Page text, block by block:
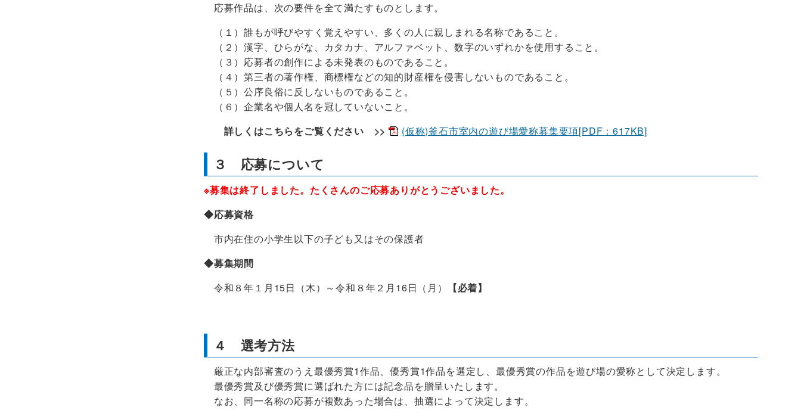
応募作品は、次の要件を全て満たすものとします。
（１）誰もが呼びやすく覚えやすい、多くの人に親しまれる名称であること。
（２）漢字、ひらがな、カタカナ、アルファベット、数字のいずれかを使用すること。
（３）応募者の創作による未発表のものであること。
（４）第三者の著作権、商標権などの知的財産権を侵害しないものであること。
（５）公序良俗に反しないものであること。
（６）企業名や個人名を冠していないこと。
詳しくはこちらをご覧ください >>
(仮称)釜石市室内の遊び場愛称募集要項[PDF：617KB]
３ 応募について
※募集は終了しました。たくさんのご応募ありがとうございました。
◆応募資格
市内在住の小学生以下の子ども又はその保護者
◆募集期間
令和８年１月15日（木）～令和８年２月16日（月 ） 【必着】
４ 選考方法
厳正な内部審査のうえ最優秀賞1作品、優秀賞1作品を選定し、最優秀賞の作品を遊び場の愛称として決定します。
最優秀賞及び優秀賞に選ばれた方には記念品を贈呈いたします。
なお、同一名称の応募が複数あった場合は、抽選によって決定します。